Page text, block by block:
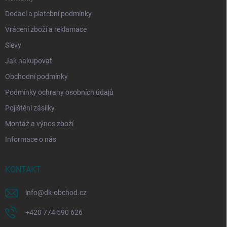
Dodací a platební podmínky
Vrácení zboží a reklamace
Slevy
Jak nakupovat
Obchodní podmínky
Podmínky ochrany osobních údajů
Pojištění zásilky
Montáž a výnos zboží
Informace o nás
KONTAKT
info@dk-obchod.cz
+420 774 590 626